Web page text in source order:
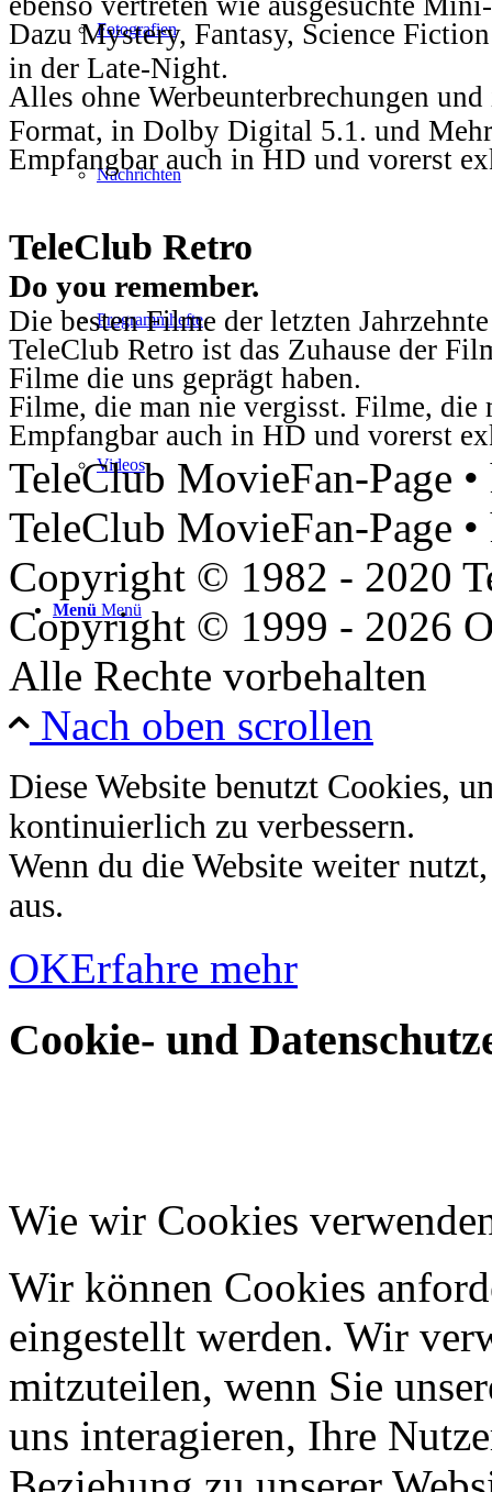
Fotografien
Nachrichten
Programmhefte
Videos
Menü Menü
Dazu Mystery, Fantasy, Science
in der Late-Night.
Alles ohne Werbeunterbrechungen
Format, in Dolby Digital 5.1. und
Empfangbar auch in HD und vorerst
TeleClub Retro
Do you remember.
Die besten Filme der letzten
TeleClub Retro ist das Zuhause der
Filme die uns geprägt haben.
Filme, die man nie vergisst. Filme, die
Empfangbar auch in HD und vorerst
TeleClub MovieFan-Page
TeleClub MovieFan-Page
Copyright © 1982 - 2020
Copyright © 1999 - 2026
Alle Rechte vorbehalten
Nach oben scrollen
Diese Website benutzt Cookies,
kontinuierlich zu verbessern.
Wenn du die Website weiter
aus.
OKErfahre mehr
Cookie- und
Wie wir Cookies
Wir können Cookies
eingestellt werden. Wir
mitzuteilen, wenn Sie
uns interagieren, Ihre